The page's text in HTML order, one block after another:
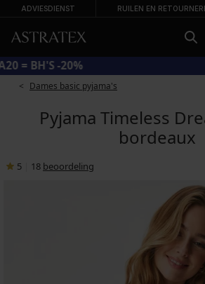
ADVIESDIENST RUILEN EN
Dames basic pyjama's
Pyjama Timeless
bordeaux
5 18 beoordeling